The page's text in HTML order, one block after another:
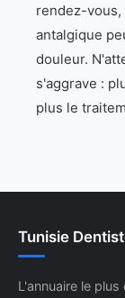
rendez-vous,
antalgique
douleur.
s'aggrave :
plus le
Tunisie
L'annuaire le